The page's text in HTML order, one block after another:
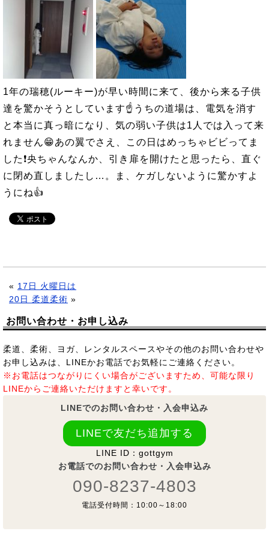
1年の瑞穂(ルーキー)が早い時間に来て、後から来る子供
達を驚かそうとしています☝うちの道場は、電気を消す
と本当に真っ暗になり、気の弱い子供は1人では入って来
れません😁あの翼でさえ、この日はめっちゃビビってま
した❗央ちゃんなんか、引き扉を開けたと思ったら、直ぐ
に閉め直しましたし…。ま、ケガしないように驚かすよ
うにね👍
« 17日 火曜日は
20日 柔道柔術 »
お問い合わせ・お申し込み
柔道、柔術、ヨガ、レンタルスペースやその他のお問い合わせや
お申し込みは、LINEかお電話でお気軽にご連絡ください。
※お電話はつながりにくい場合がございますため、可能な限り
LINEからご連絡いただけますと幸いです。
LINEでのお問い合わせ・入会申込み
LINEで友だち追加する
LINE ID：gottgym
お電話でのお問い合わせ・入会申込み
090-8237-4803
電話受付時間：10:00～18:00